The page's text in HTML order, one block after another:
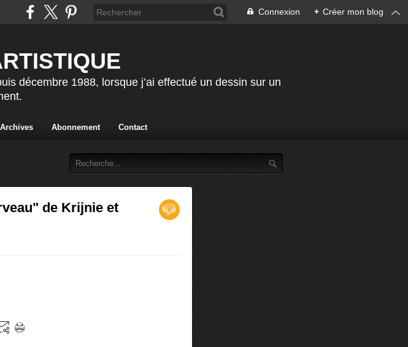
Connexion + Créer mon blog
décembre 1988, lorsque j’ai effectué un dessin sur un
Archives Abonnement Contact
de Krijnie et